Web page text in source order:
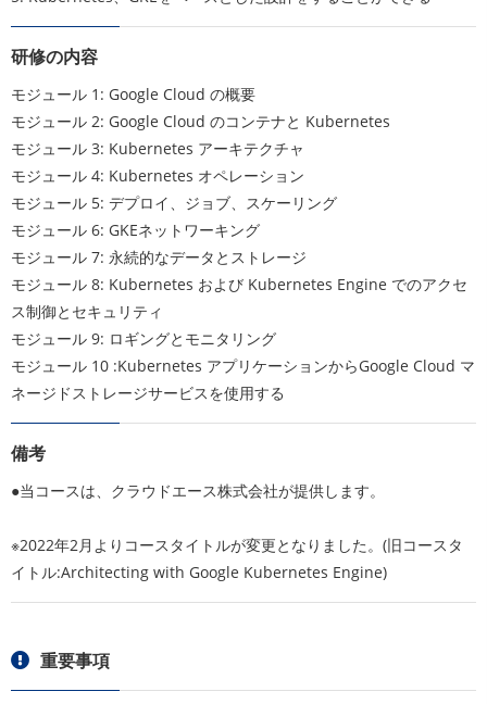
研修の内容
モジュール 1: Google Cloud の概要
モジュール 2: Google Cloud のコンテナと Kubernetes
モジュール 3: Kubernetes アーキテクチャ
モジュール 4: Kubernetes オペレーション
モジュール 5: デプロイ、ジョブ、スケーリング
モジュール 6: GKEネットワーキング
モジュール 7: 永続的なデータとストレージ
モジュール 8: Kubernetes および Kubernetes Engine でのアクセ
ス制御とセキュリティ
モジュール 9: ロギングとモニタリング
モジュール 10 :Kubernetes アプリケーションからGoogle Cloud マ
ネージドストレージサービスを使用する
備考
●当コースは、クラウドエース株式会社が提供します。
※2022年2月よりコースタイトルが変更となりました。(旧コースタ
イトル:Architecting with Google Kubernetes Engine)
重要事項